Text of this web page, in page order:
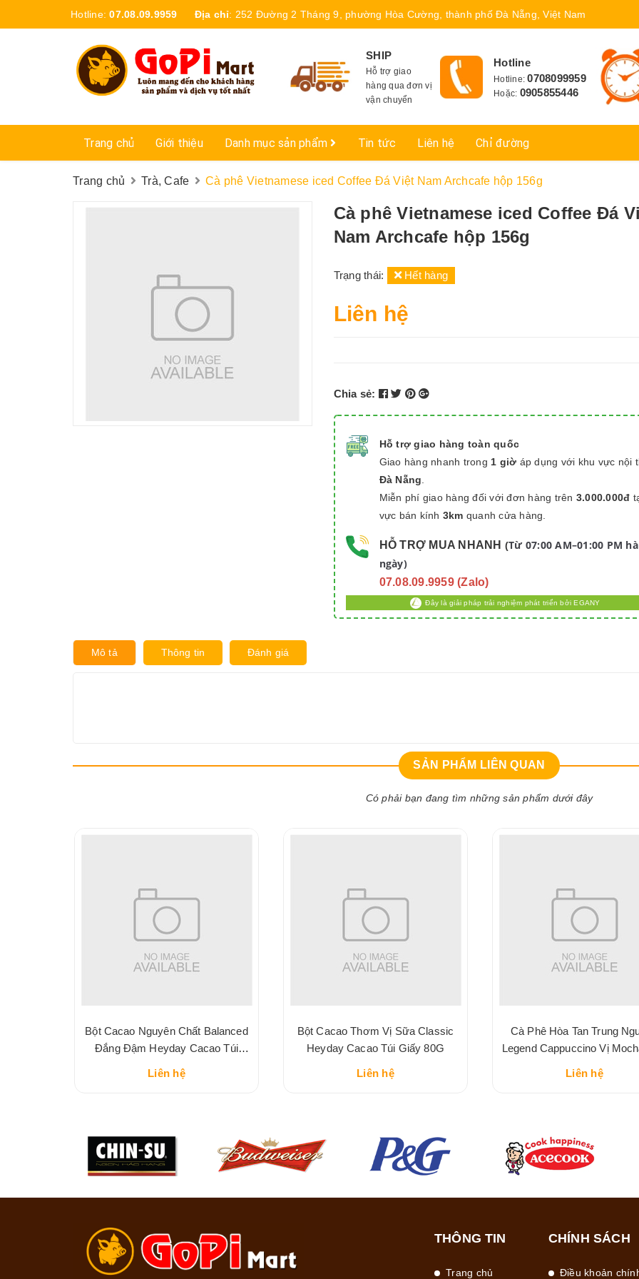
Hotline:07.08.09.9959 Địa chỉ: 252 Đường 2 Tháng 9, phường Hòa Cường, thành phố Đà Nẵng, Việt Nam
SHIP
Hỗ trợ giao
hàng qua đơn vị
vận chuyển
Hotline
Hotline:0708099959
Hoặc: 0905855446
Trang chủ Giới thiệu Danh mục sản phẩm Tin tức Liên hệ Chỉ đường
Trang chủ Trà, Cafe Cà phê Vietnamese iced Coffee Đá Việt Nam Archcafe hộp 156g
Cà phê Vietnamese iced Coffee Đá
Nam Archcafe hộp 156g
Trạng thái: Hết hàng
Liên hệ
Chia sẻ:
Hỗ trợ giao hàng toàn quốc
Giao hàng nhanh trong 1 giờ áp dụng với khu vực nội
Đà Nẵng
Miễn phí giao hàng đối với đơn hàng trên 3.000.000đ
vực bán kính 3km quanh cửa hàng.
HỖ TRỢ MUA NHANH (Từ 07:00 AM–01:00 PM
ngày)
07.08.09.9959 (Zalo)
Đây là giải pháp trải nghiệm phát triển bởi EGANY
Mô tả Thông tin Đánh giá
SẢN PHẨM LIÊN QUAN
Có phải bạn đang tìm những sản phẩm dưới đây
Bột Cacao Nguyên Chất Balanced
Đắng Đậm Heyday Cacao Túi
Liên hệ
Bột Cacao Thơm Vị Sữa Classic
Heyday Cacao Túi Giấy 80G
Liên hệ
Cà Phê Hòa Tan Trung
Legend Cappuccino Vị
Liên hệ
THÔNG TIN
Trang chủ
CHÍNH SÁCH
Điều khoản